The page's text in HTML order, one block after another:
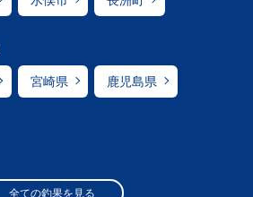
宮崎県 鹿児島県
全ての釣果を見る